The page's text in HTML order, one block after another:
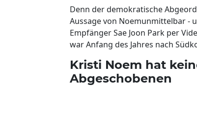
Denn der demokratische
Aussage von Noemunmittelbar -
Empfänger Sae Joon Park per
war Anfang des Jahres nach
Kristi Noem hat
Abgeschobenen